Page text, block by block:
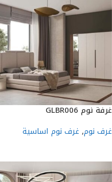
غرفة نوم GLBR006
غرف نوم, غرف نوم اساسية